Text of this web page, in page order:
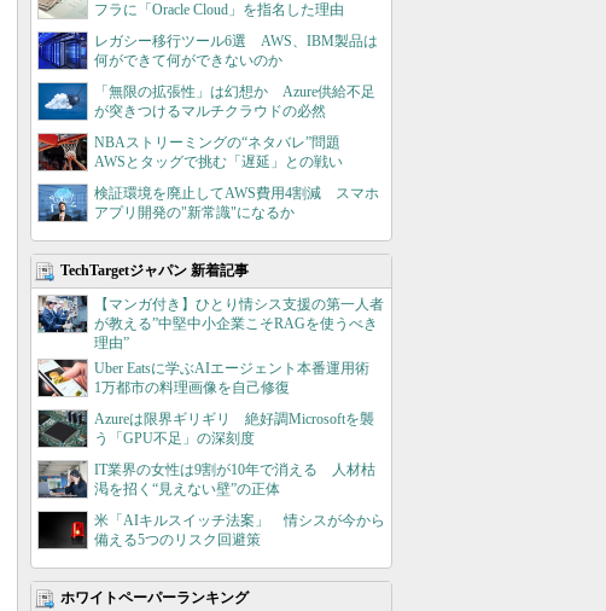
フラに「Oracle Cloud」を指名した理由
レガシー移行ツール6選 AWS、IBM製品は
何ができて何ができないのか
「無限の拡張性」は幻想か Azure供給不足
が突きつけるマルチクラウドの必然
NBAストリーミングの“ネタバレ”問題
AWSとタッグで挑む「遅延」との戦い
検証環境を廃止してAWS費用4割減 スマホ
アプリ開発の"新常識"になるか
TechTargetジャパン 新着記事
【マンガ付き】ひとり情シス支援の第一人者
が教える”中堅中小企業こそRAGを使うべき
理由”
Uber Eatsに学ぶAIエージェント本番運用術
1万都市の料理画像を自己修復
Azureは限界ギリギリ 絶好調Microsoftを襲
う「GPU不足」の深刻度
IT業界の女性は9割が10年で消える 人材枯
渇を招く“見えない壁”の正体
米「AIキルスイッチ法案」 情シスが今から
備える5つのリスク回避策
ホワイトペーパーランキング